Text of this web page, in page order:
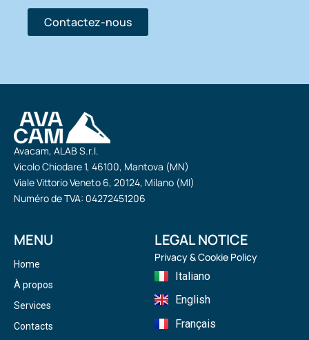
Contactez-nous
Avacam, ALAB S.r.l.
Vicolo Chiodare 1, 46100, Mantova (MN)
Viale Vittorio Veneto 6, 20124, Milano (MI)
Numéro de TVA: 04272451206
MENU
Home
À propos
Services
Contacts
LEGAL NOTICE
Privacy & Cookie Policy
Italiano
English
Français